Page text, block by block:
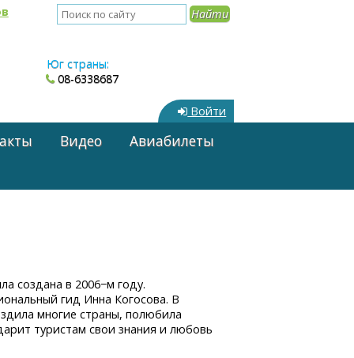
Юг страны:
08-6338687
Войти
Видео
Авиабилеты
создана в 2006−м году.
гид Инна Когосова. В
многие страны, полюбила
туристам свои знания и любовь